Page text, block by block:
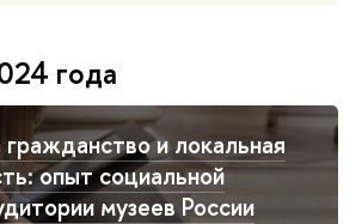
года
и локальная
опыт социальной
музеев России